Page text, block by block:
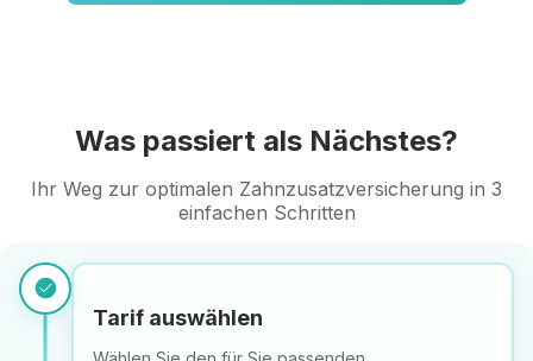
Was passiert als Nächstes?
Ihr Weg zur optimalen Zahnzusatzversicherung in 3
einfachen Schritten
check_circle
Tarif auswählen